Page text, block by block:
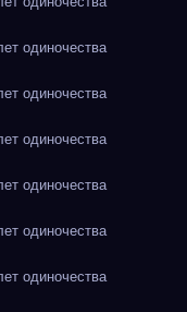
одиночества
одиночества
одиночества
одиночества
одиночества
одиночества